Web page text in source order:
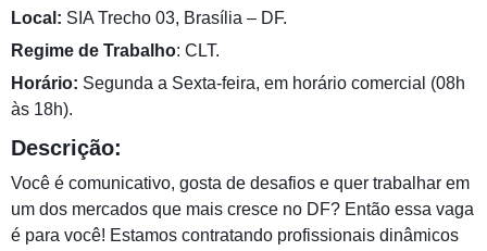
Local: SIA Trecho 03, Brasília – DF.
Regime de Trabalho: CLT.
Horário: Segunda a Sexta-feira, em horário comercial (08h
às 18h).
Descrição:
Você é comunicativo, gosta de desafios e quer trabalhar em
um dos mercados que mais cresce no DF? Então essa vaga
é para você! Estamos contratando profissionais dinâmicos